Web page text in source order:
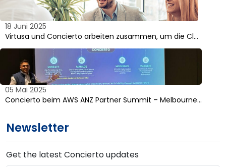
18 Juni 2025
Virtusa und Concierto arbeiten zusammen, um die Cl…
05 Mai 2025
Concierto beim AWS ANZ Partner Summit – Melbourne…
Newsletter
Get the latest Concierto updates